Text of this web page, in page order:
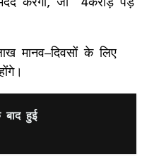
मानव–दिवसों के लिए
हुई